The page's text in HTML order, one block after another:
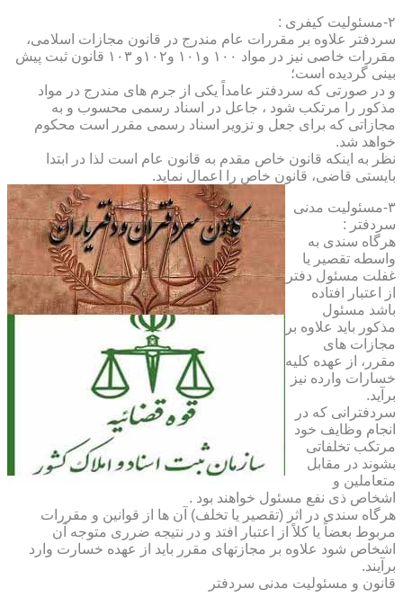
۲-مسئولیت کیفری :
سردفتر علاوه بر مقررات عام مندرج در قانون مجازات اسلامی،
مقررات خاصی نیز در مواد ۱۰۰ و۱۰۱ و۱۰۲و ۱۰۳ قانون ثبت پیش
بینی گردیده است؛
و در صورتی که سردفتر عامداً یکی از جرم های مندرج در مواد
مذکور را مرتکب شود ، جاعل در اسناد رسمی محسوب و به
مجازاتی که برای جعل و تزویر اسناد رسمی مقرر است محکوم
خواهد شد.
نظر به اینکه قانون خاص مقدم به قانون عام است لذا در ابتدا
بایستی قاضی، قانون خاص را اعمال نماید.
۳-مسئولیت مدنی
سردفتر :
هرگاه سندی به
واسطه تقصیر یا
غفلت مسئول دفتر
از اعتبار افتاده
باشد مسئول
مذکور باید علاوه بر
مجازات های
مقرر، از عهده کلیه
خسارات وارده نیز
برآید.
سردفترانی که در
انجام وظایف خود
مرتکب تخلفاتی
بشوند در مقابل
متعاملین و
اشخاص ذی نفع مسئول خواهند بود .
هرگاه سندی در اثر (تقصیر یا تخلف) آن ها از قوانین و مقررات
مربوط بعضاً یا کلاً از اعتبار افتد و در نتیجه ضرری متوجه آن
اشخاص شود علاوه بر مجازتهای مقرر باید از عهده خسارت وارد
برآیند.
قانون و مسئولیت مدنی سردفتر